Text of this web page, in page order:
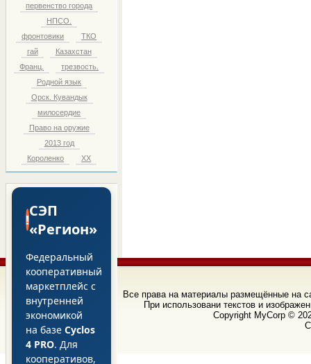
первенство города
НПСО.
фронтовики
ТКО
гай
Казахстан
Франц.
трезвость.
Родной язык
Орск. Кувандык
милосердие
Право на оружие
2013 год
Короленко
ХХ
!СЭП
«Регион»
Федеральный
кооперативный
маркетплейс с
внутренней
экономикой
на базе Cyclos
4 PRO. Для
кооперативов,
Все права на материалы размещённые на
При использовани текстов и
Copyright MyCorp ©